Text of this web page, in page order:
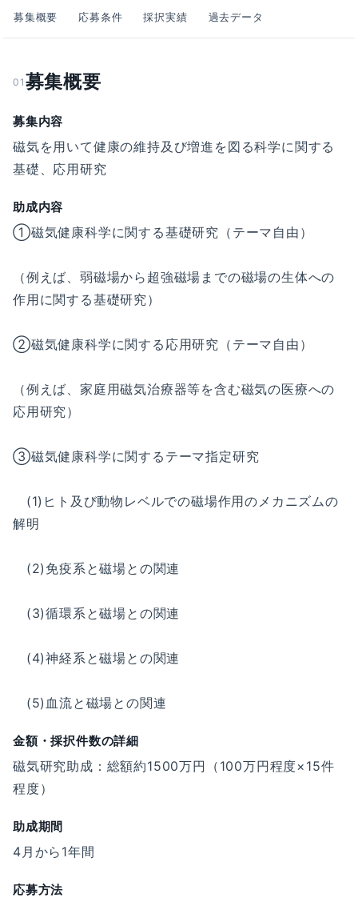
募集概要 応募条件 採択実績 過去データ
01 募集概要
募集内容
磁気を用いて健康の維持及び増進を図る科学に関する
基礎、応用研究
助成内容
①磁気健康科学に関する基礎研究（テーマ自由）
（例えば、弱磁場から超強磁場までの磁場の生体への
作用に関する基礎研究）
②磁気健康科学に関する応用研究（テーマ自由）
（例えば、家庭用磁気治療器等を含む磁気の医療への
応用研究）
③磁気健康科学に関するテーマ指定研究
(1)ヒト及び動物レベルでの磁場作用のメカニズムの
解明
(2)免疫系と磁場との関連
(3)循環系と磁場との関連
(4)神経系と磁場との関連
(5)血流と磁場との関連
金額・採択件数の詳細
磁気研究助成：総額約1500万円（100万円程度×15件
程度）
助成期間
4月から1年間
応募方法